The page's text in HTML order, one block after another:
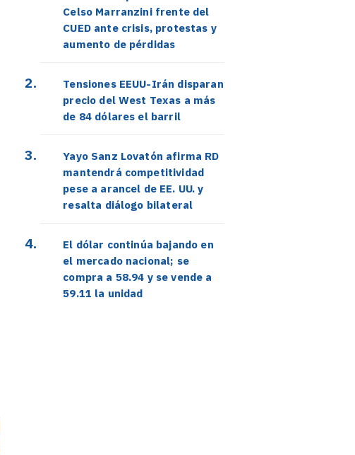
Celso Marranzini frente del
CUED ante crisis, protestas y
aumento de pérdidas
Tensiones EEUU-Irán disparan
precio del West Texas a más
de 84 dólares el barril
Yayo Sanz Lovatón afirma RD
mantendrá competitividad
pese a arancel de EE. UU. y
resalta diálogo bilateral
El dólar continúa bajando en
el mercado nacional; se
compra a 58.94 y se vende a
59.11 la unidad